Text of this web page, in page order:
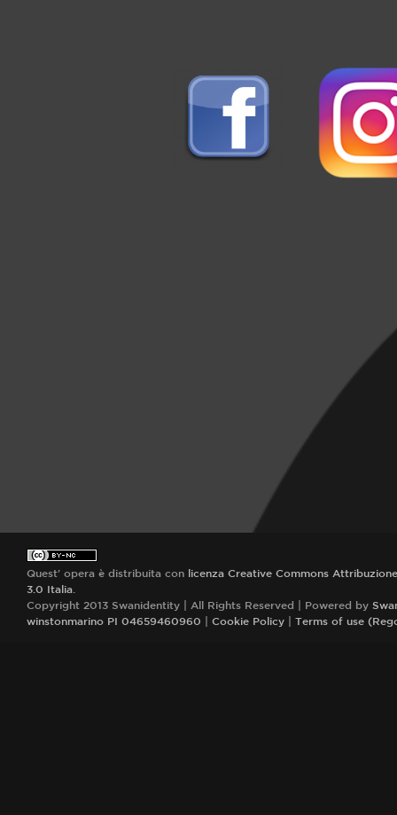
Quest' opera è distribuita con licenza Creative Commons
3.0 Italia
Copyright 2013 Swanidentity | All Rights Reserved | Powered by
winstonmarino PI 04659460960 | Cookie Policy | Terms of use